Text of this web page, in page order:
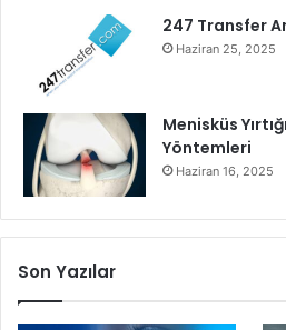
247 Transfer
Haziran 25, 2025
Menisküs
Yöntemleri
Haziran 16, 2025
Son Yazılar